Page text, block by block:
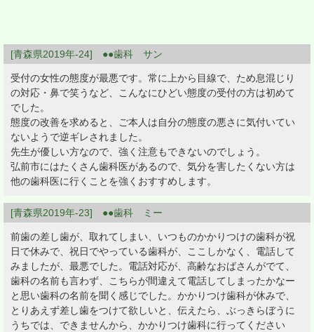
[青森県2019年-24] ●●歯科 サン
受付の女性の態度が最悪です。常に上から目線で、ため息混じり
の対応・鼻で笑うなど、こんなにひどい態度の受付の方は初めて
でした。
態度の改善を求めると、ご本人は自分の態度の悪さに気付いてい
ないようで逆ギレされました。
先生が優しい方なので、強く注意もできないのでしょう。
弘前市にはたくさん歯科医があるので、気分を害したくない方は
他の歯科医に行くことを強くおすすめします。
[青森県2019年-23] ●●歯科 ミー
前歯の差し歯が、取れてしまい、いつものかかりつけの歯科が祝
日で休みで、祝日でやっている歯科が、ここしかなく、電話して
みましたが、最悪でした。電話対応が、高齢なおばさんがでて、
歯科の名前も言わず、こちらが間違えて電話してしまったかなー
と思い歯科の名前を聞く感じでした。かかりつけ歯科が休みで、
とりあえず差し歯をつけて欲しいと、伝えたら、ぶっきらぼうに
うちでは、できませんから、かかりつけ歯科に行ってください